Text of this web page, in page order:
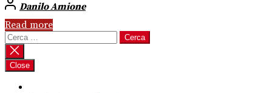
Danilo Amione
Read more
Ricerca
per:
Close